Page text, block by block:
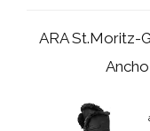
ARA St.Moritz-